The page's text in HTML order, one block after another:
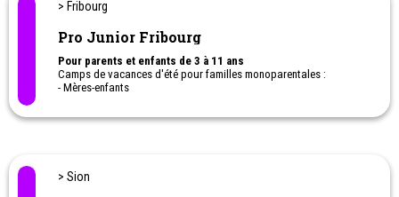
> Fribourg
Pro Junior Fribourg
Pour parents et enfants de 3 à 11 ans
Camps de vacances d'été pour familles monoparentales :
- Mères-enfants
> Sion